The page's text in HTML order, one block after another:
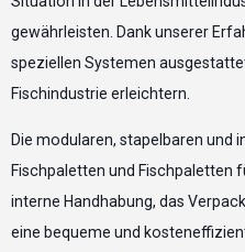
gewährleisten. Dank unserer
speziellen Systemen
Fischindustrie erleichtern.
Die modularen, stapelbaren und
Fischpaletten und Fischpaletten
interne Handhabung, das
eine bequeme und